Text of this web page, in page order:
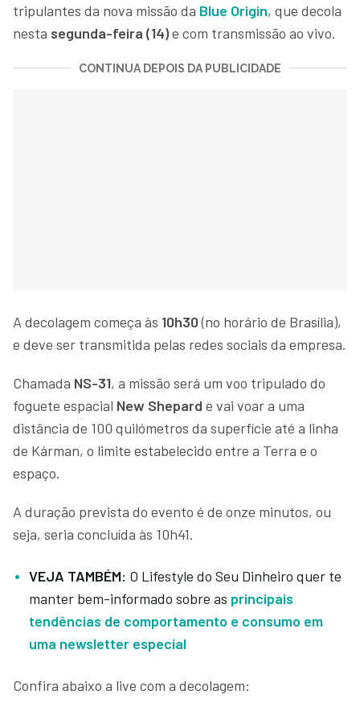
tripulantes da nova missão da Blue Origin, que decola
nesta segunda-feira (14)e com transmissão ao vivo.
CONTINUA DEPOIS DA PUBLICIDADE
A decolagem começa às 10h30(no horário de Brasília),
e deve ser transmitida pelas redes sociais da empresa.
Chamada NS-31, a missão será um voo tripulado do
foguete espacial New Shepard e vai voar a uma
distância de 100 quilómetros da superfície até a linha
de Kárman, o limite estabelecido entre a Terra e o
espaço.
A duração prevista do evento é de onze minutos, ou
seja, seria concluída às 10h41.
VEJA TAMBÉM: O Lifestyle do Seu Dinheiro quer te
manter bem-informado sobre as principais
tendências de comportamento e consumo em
uma newsletter especial
Confira abaixo a live com a decolagem: